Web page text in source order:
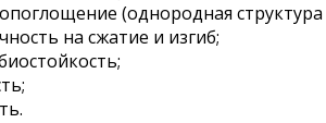
(однородная
на сжатие и изгиб;